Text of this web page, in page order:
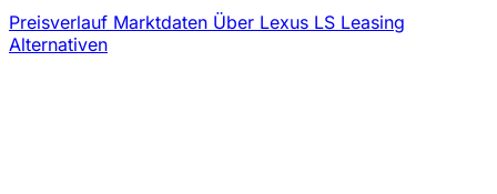
Preisverlauf Marktdaten Über Lexus LS Leasing
Alternativen